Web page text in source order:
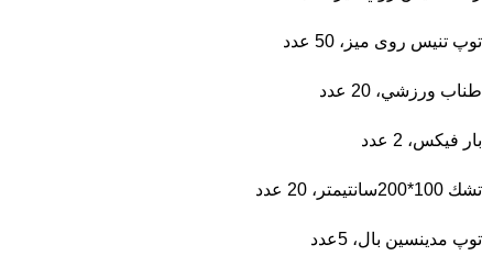
توپ تنیس روی میز، 50 عدد
طناب ورزشي، 20 عدد
بار فيكس، 2 عدد
تشك 100*200سانتیمتر، 20 عدد
توپ مدينسين بال، 5عدد